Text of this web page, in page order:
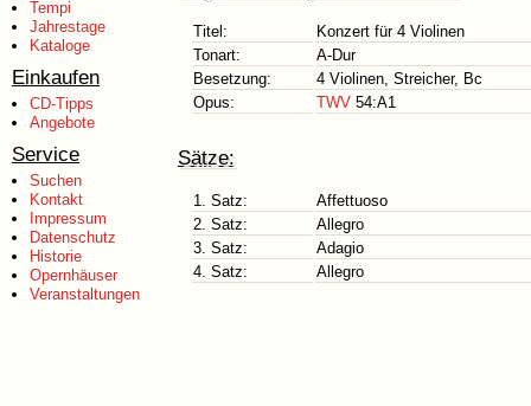
Tempi
Jahrestage
Kataloge
Einkaufen
CD-Tipps
Angebote
Service
Suchen
Kontakt
Impressum
Datenschutz
Historie
Opernhäuser
Veranstaltungen
Titel:
Konzert für 4 Violinen
Tonart:
A-Dur
Besetzung:
4 Violinen, Streicher, Bc
Opus:
TWV 54:A1
Sätze:
1. Satz:
Affettuoso
2. Satz:
Allegro
3. Satz:
Adagio
4. Satz:
Allegro